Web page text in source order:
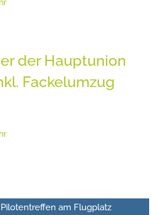
der Hauptunion
Fackelumzug
am Flugplatz